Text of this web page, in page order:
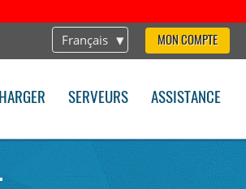
Français MON COMPTE
SERVEURS ASSISTANCE